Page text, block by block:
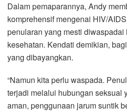
Dalam pemaparannya, Andy
komprehensif mengenai HIV/
penularan yang mesti
kesehatan. Kendati demikian,
yang dibayangkan.
“Namun kita perlu waspada.
terjadi melalui hubungan seksual
aman, penggunaan jarum suntik